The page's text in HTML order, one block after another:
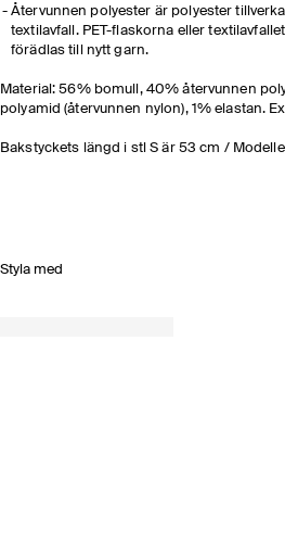
Återvunnen polyester är polyester
textilavfall. PET-flaskorna eller
förädlas till nytt garn.
Material: 56% bomull, 40% återvunnen
polyamid (återvunnen nylon), 1% elastan.
Bakstyckets längd i stl S är 53 cm /
Styla med